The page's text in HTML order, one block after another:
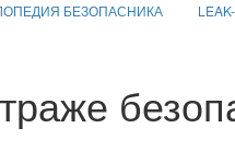
БЕЗОПАСНИКА